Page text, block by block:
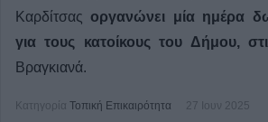
Καρδίτσας οργανώνει μία ημέρα
για τους κατοίκους του Δήμου,
Βραγκιανά.
Κατηγορία Τοπική Επικαιρότητα 27 Ιουν 2025